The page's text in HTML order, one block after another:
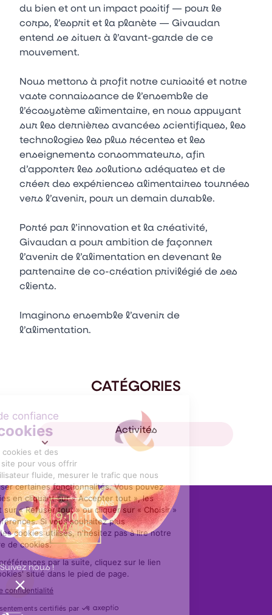
du bien et ont un impact positif — pour le
corps, l’esprit et la planète — Givaudan
entend se situer à l’avant-garde de ce
mouvement.
Nous mettons à profit notre curiosité et notre
vaste connaissance de l’ensemble de
l’écosystème alimentaire, en nous appuyant
sur les dernières avancées scientifiques, les
technologies les plus récentes et les
enseignements consommateurs, afin
d’apporter les solutions adéquates et de
créer des expériences alimentaires tournées
vers l’avenir, pour un demain durable.
Porté par l’innovation et la créativité,
Givaudan a pour ambition de façonner
l’avenir de l’alimentation en devenant le
partenaire de co-création privilégié de ses
clients.
Imaginons ensemble l’avenir de
l’alimentation.
CATÉGORIES
Activités
Suivez nous !